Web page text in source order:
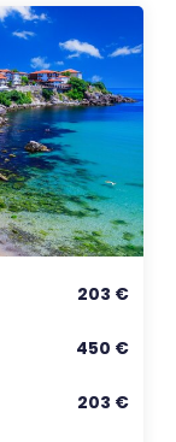
203 €
450 €
203 €